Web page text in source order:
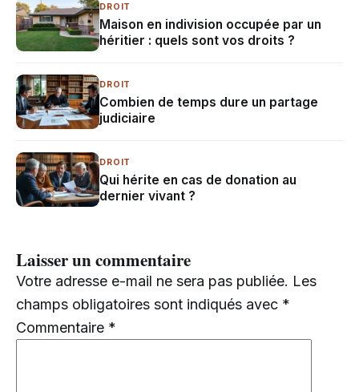
DROIT
Maison en indivision occupée par un
héritier : quels sont vos droits ?
DROIT
Combien de temps dure un partage
judiciaire
DROIT
Qui hérite en cas de donation au
dernier vivant ?
Laisser un commentaire
Votre adresse e-mail ne sera pas publiée. Les
champs obligatoires sont indiqués avec *
Commentaire *